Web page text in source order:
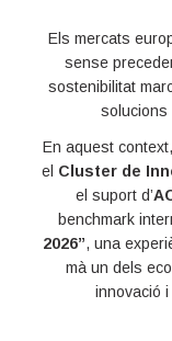
Els mercats
sense
sostenibilitat
solucions
En aquest
el Cluster de
el suport d’
benchmark
2026”, una
mà un dels
innovació